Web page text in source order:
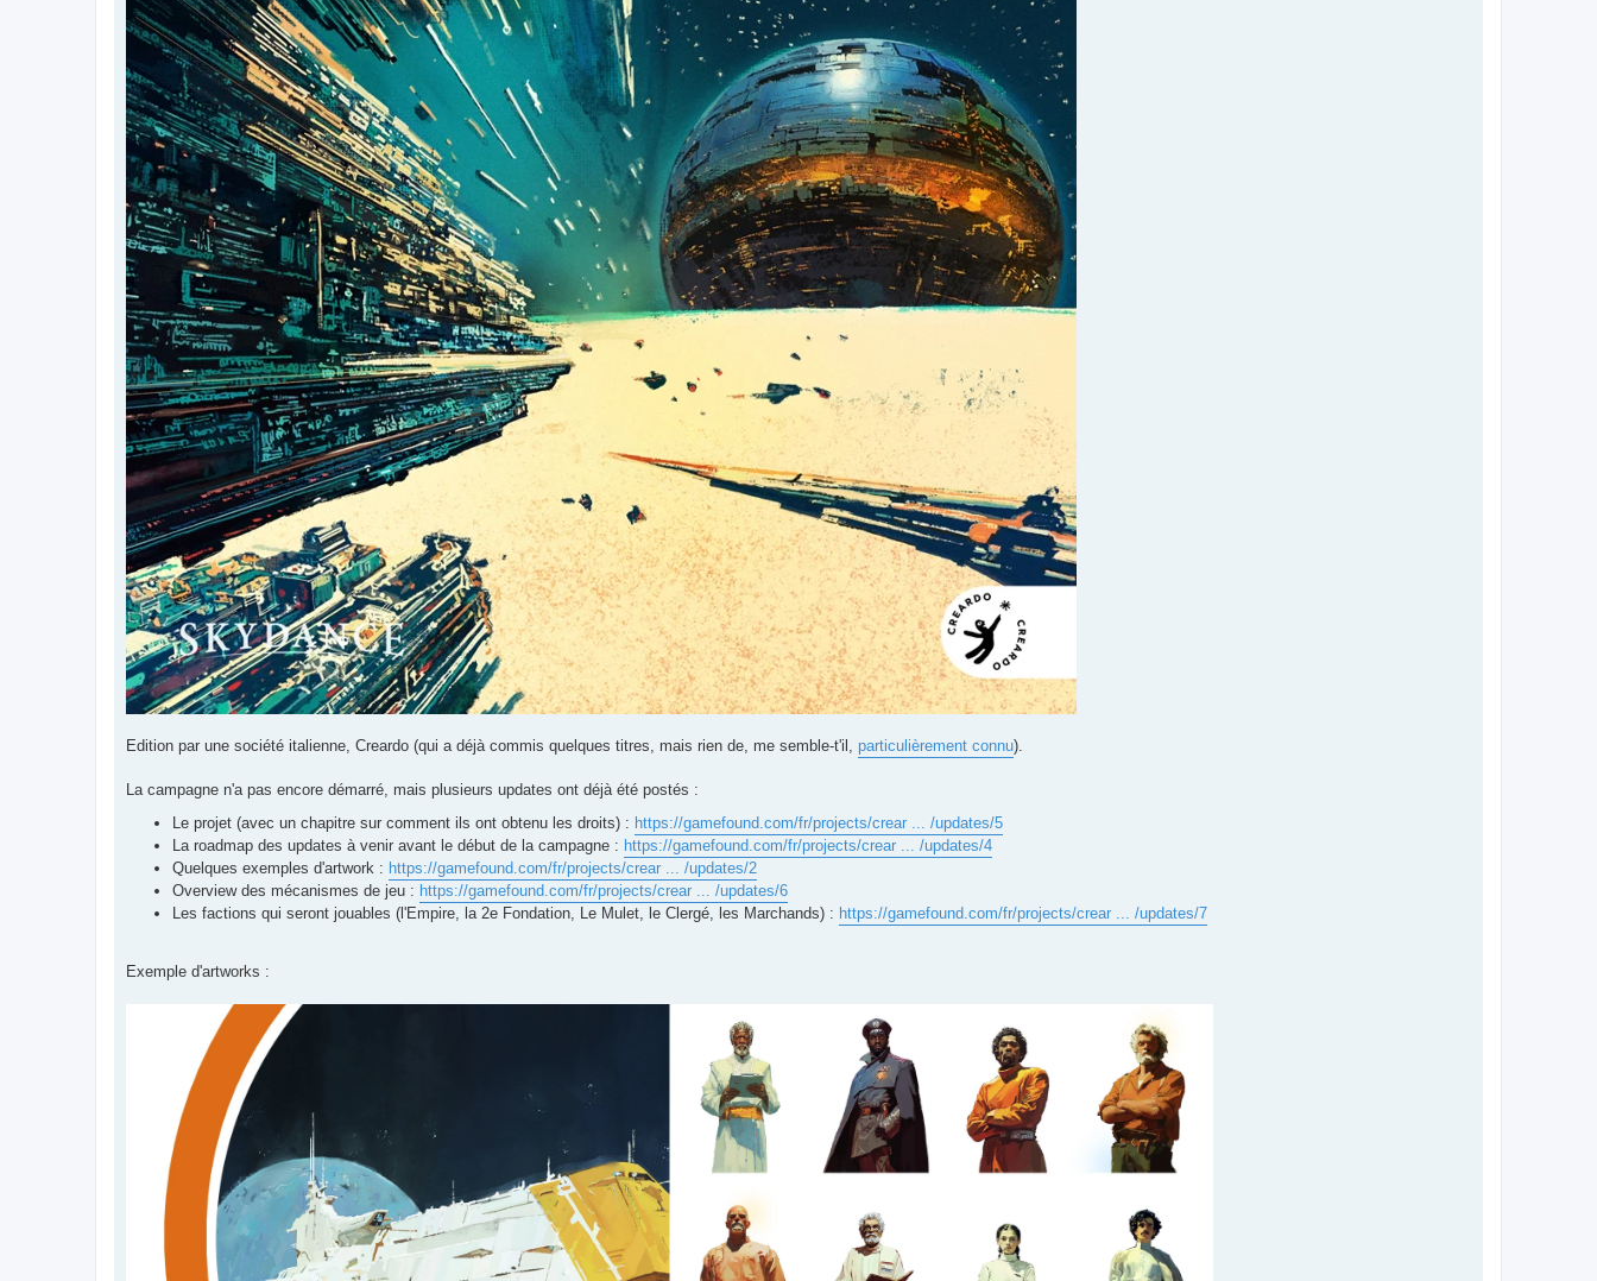
Edition par une société italienne, Creardo (qui a déjà commis quelques titres, mais rien de, me semble-t'il, particulièrement connu).
La campagne n'a pas encore démarré, mais plusieurs updates ont déjà été postés :
Le projet (avec un chapitre sur comment ils ont obtenu les droits) : https://gamefound.com/fr/projects/crear ... /updates/5
La roadmap des updates à venir avant le début de la campagne : https://gamefound.com/fr/projects/crear ... /updates/4
Quelques exemples d'artwork : https://gamefound.com/fr/projects/crear ... /updates/2
Overview des mécanismes de jeu : https://gamefound.com/fr/projects/crear ... /updates/6
Les factions qui seront jouables (l'Empire, la 2e Fondation, Le Mulet, le Clergé, les Marchands) : https://gamefound.com/fr/projects/crear ... /updates/7
Exemple d'artworks :